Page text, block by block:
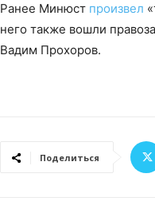
Ранее Минюст произвел
него также вошли
Вадим Прохоров.
Поделиться